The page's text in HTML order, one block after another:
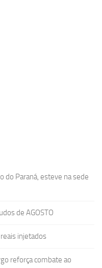
do Paraná, esteve na sede
de AGOSTO
reais injetados
reforça combate ao